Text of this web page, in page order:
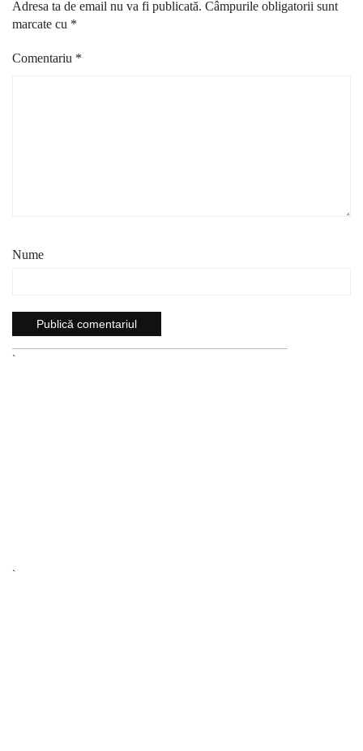
Adresa ta de email nu va fi publicată. Câmpurile obligatorii sunt
marcate cu *
Comentariu *
Nume
`
`